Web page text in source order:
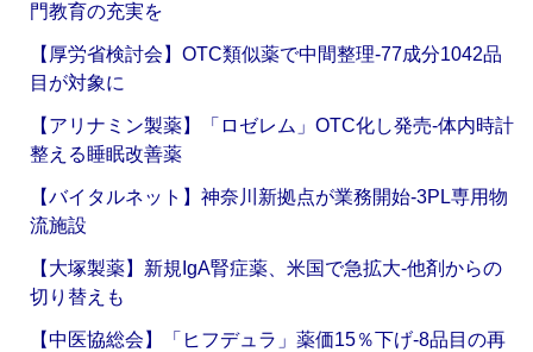
門教育の充実を
【厚労省検討会】OTC類似薬で中間整理‐77成分1042品
目が対象に
【アリナミン製薬】「ロゼレム」OTC化し発売‐体内時計
整える睡眠改善薬
【バイタルネット】神奈川新拠点が業務開始‐3PL専用物
流施設
【大塚製薬】新規IgA腎症薬、米国で急拡大‐他剤からの
切り替えも
【中医協総会】「ヒフデュラ」薬価15％下げ‐8品目の再